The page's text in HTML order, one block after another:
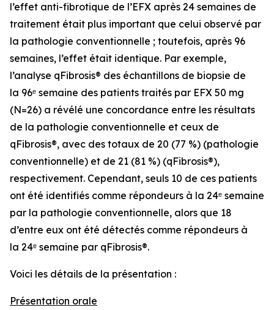
l’effet anti-fibrotique de l’EFX après 24 semaines de
traitement était plus important que celui observé par
la pathologie conventionnelle ; toutefois, après 96
semaines, l’effet était identique. Par exemple,
l’analyse qFibrosis® des échantillons de biopsie de
la 96ᵉ semaine des patients traités par EFX 50 mg
(N=26) a révélé une concordance entre les résultats
de la pathologie conventionnelle et ceux de
qFibrosis®, avec des totaux de 20 (77 %) (pathologie
conventionnelle) et de 21 (81 %) (qFibrosis®),
respectivement. Cependant, seuls 10 de ces patients
ont été identifiés comme répondeurs à la 24ᵉ semaine
par la pathologie conventionnelle, alors que 18
d’entre eux ont été détectés comme répondeurs à
la 24ᵉ semaine par qFibrosis®.
Voici les détails de la présentation :
Présentation orale